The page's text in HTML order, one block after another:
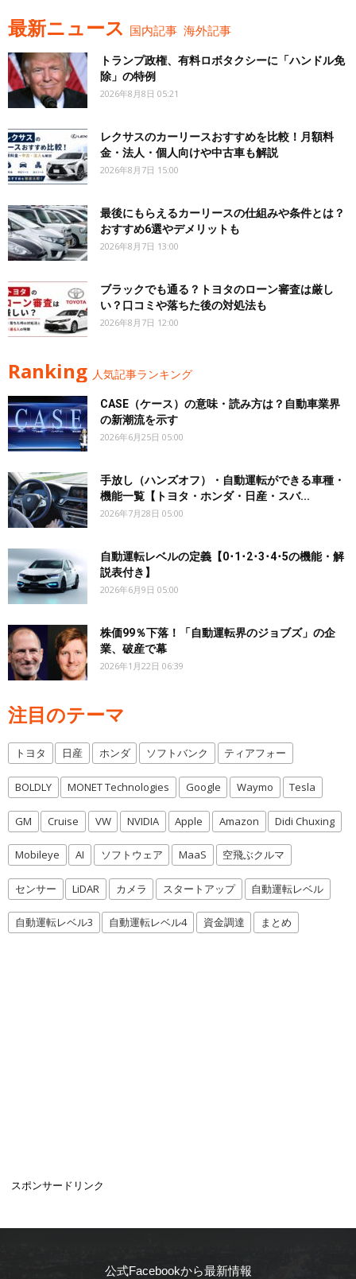
最新ニュース 国内記事 海外記事
トランプ政権、有料ロボタクシーに「ハンドル免
除」の特例
2026年8月8日 05:21
レクサスのカーリースおすすめを比較！月額料
金・法人・個人向けや中古車も解説
2026年8月7日 15:00
最後にもらえるカーリースの仕組みや条件とは？
おすすめ6選やデメリットも
2026年8月7日 13:00
ブラックでも通る？トヨタのローン審査は厳し
い？口コミや落ちた後の対処法も
2026年8月7日 12:00
Ranking 人気記事ランキング
CASE（ケース）の意味・読み方は？自動車業界
の新潮流を示す
2026年6月25日 05:00
手放し（ハンズオフ）・自動運転ができる車種・
機能一覧【トヨタ・ホンダ・日産・スバ...
2026年7月28日 05:00
自動運転レベルの定義【0･1･2･3･4･5の機能・解
説表付き】
2026年6月9日 05:00
株価99％下落！「自動運転界のジョブズ」の企
業、破産で幕
2026年1月22日 06:39
注目のテーマ
トヨタ 日産 ホンダ ソフトバンク ティアフォー
BOLDLY MONET Technologies Google Waymo Tesla
GM Cruise VW NVIDIA Apple Amazon Didi Chuxing
Mobileye AI ソフトウェア MaaS 空飛ぶクルマ
センサー LiDAR カメラ スタートアップ 自動運転レベル
自動運転レベル3 自動運転レベル4 資金調達 まとめ
スポンサードリンク
公式Facebookから最新情報